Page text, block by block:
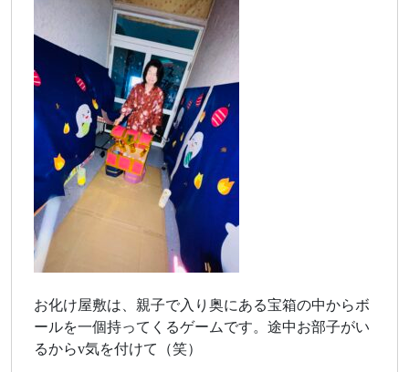
お化け屋敷は、親子で入り奥にある宝箱の中からボ
ールを一個持ってくるゲームです。途中お部子がい
るからv気を付けて（笑）